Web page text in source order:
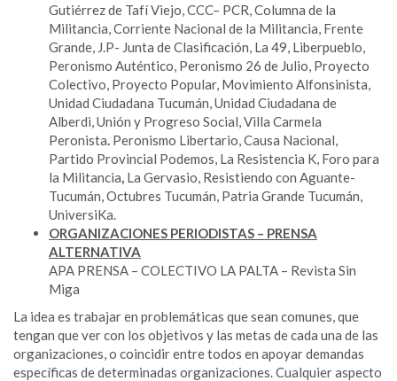
Gutiérrez de Tafí Viejo, CCC– PCR, Columna de la
Militancia, Corriente Nacional de la Militancia, Frente
Grande, J.P- Junta de Clasificación, La 49, Liberpueblo,
Peronismo Auténtico, Peronismo 26 de Julio, Proyecto
Colectivo, Proyecto Popular, Movimiento Alfonsinista,
Unidad Ciudadana Tucumán, Unidad Ciudadana de
Alberdi, Unión y Progreso Social, Villa Carmela
Peronista. Peronismo Libertario, Causa Nacional,
Partido Provincial Podemos, La Resistencia K, Foro para
la Militancia, La Gervasio, Resistiendo con Aguante-
Tucumán, Octubres Tucumán, Patria Grande Tucumán,
UniversiKa.
ORGANIZACIONES PERIODISTAS – PRENSA
ALTERNATIVA
APA PRENSA – COLECTIVO LA PALTA – Revista Sin
Miga
La idea es trabajar en problemáticas que sean comunes, que
tengan que ver con los objetivos y las metas de cada una de las
organizaciones, o coincidir entre todos en apoyar demandas
específicas de determinadas organizaciones. Cualquier aspecto